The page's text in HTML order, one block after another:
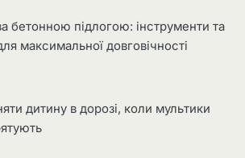
бетонною підлогою: інструменти та
максимальної довговічності
дитину в дорозі, коли мультики